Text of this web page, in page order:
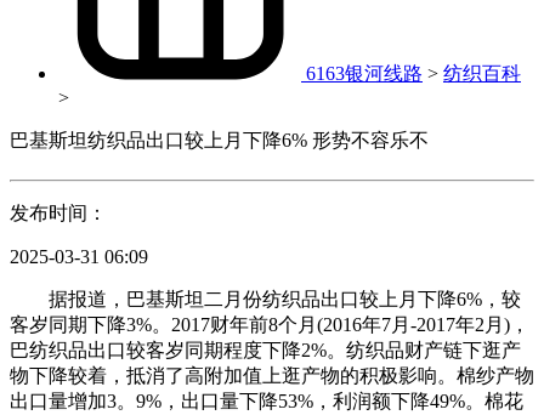
6163银河线路 > 纺织百科
>
巴基斯坦纺织品出口较上月下降6% 形势不容乐不
发布时间：
2025-03-31 06:09
据报道，巴基斯坦二月份纺织品出口较上月下降6%，较
客岁同期下降3%。2017财年前8个月(2016年7月-2017年2月)，
巴纺织品出口较客岁同期程度下降2%。纺织品财产链下逛产
物下降较着，抵消了高附加值上逛产物的积极影响。棉纱产物
出口量增加3。9%，出口量下降53%，利润额下降49%。棉花